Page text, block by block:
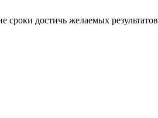
сроки достичь желаемых результатов